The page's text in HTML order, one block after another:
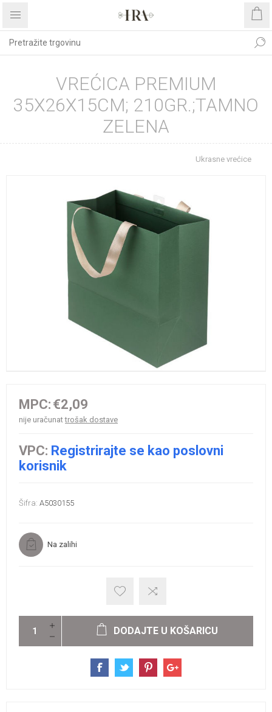
VREĆICA PREMIUM
35X26X15CM; 210GR.;TAMNO
ZELENA
Ukrasne vrećice
MPC: €2,09
nije uračunattrošak dostave
VPC: Registrirajte se kao poslovni
korisnik
Šifra: A5030155
Na zalihi
DODAJTE U KOŠARICU